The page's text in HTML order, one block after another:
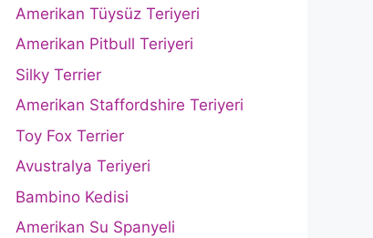
Amerikan Tüysüz Teriyeri
Amerikan Pitbull Teriyeri
Silky Terrier
Amerikan Staffordshire Teriyeri
Toy Fox Terrier
Avustralya Teriyeri
Bambino Kedisi
Amerikan Su Spanyeli